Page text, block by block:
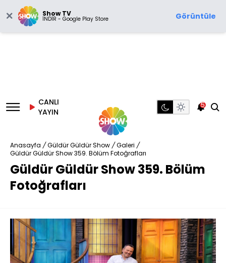
Show TV
İNDİR - Google Play Store Görüntüle
CANLI
YAYIN
5
Anasayfa / Güldür Güldür Show / Galeri /
Güldür Güldür Show 359. Bölüm Fotoğrafları
Güldür Güldür Show 359. Bölüm
Fotoğrafları